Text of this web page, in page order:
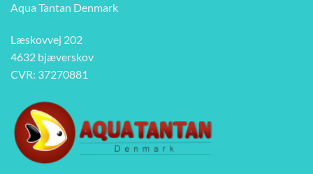
Aqua Tantan Denmark
Læskovvej 202
4632 bjæverskov
CVR: 37270881